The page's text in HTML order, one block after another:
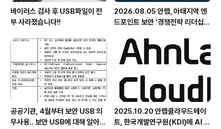
바이러스 검사 후 USB파일이 전
부 사라졌습니다!!
2026.08.05 안랩, 아태지역 엔
드포인트 보안 ‘경쟁전략 리더십’
공공기관, 4월부터 보안 USB 의
무사용.. 보안 USB에 대해 알아봅
2025.10.20 안랩클라우드메이
트, 한국개발연구원(KDI)에 AI 어